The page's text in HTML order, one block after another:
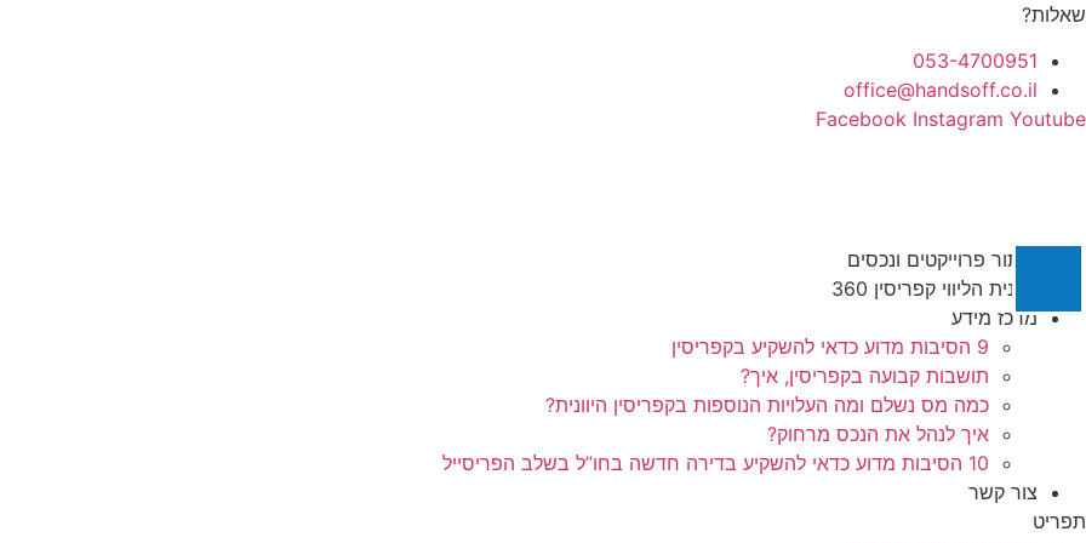
דלג
שאלות?
053-4700951
office@handsoff.co.il
Facebook Instagram Youtube
איתור פרוייקטים ונכסים
תכנית הליווי קפריסין 360
מרכז מידע
9 הסיבות מדוע כדאי להשקיע בקפריסין
תושבות קבועה בקפריסין, איך?
כמה מס נשלם ומה העלויות הנוספות בקפריסין היוונית?
איך לנהל את הנכס מרחוק?
10 הסיבות מדוע כדאי להשקיע בדירה חדשה בחו”ל בשלב הפריסייל
צור קשר
תפריט